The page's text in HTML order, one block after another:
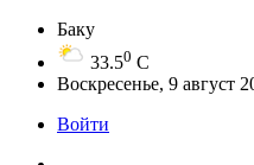
Баку
33.50 C
Воскресенье, 9 август
Войти